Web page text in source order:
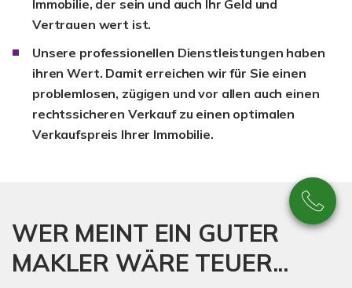
Immobilie, der sein und auch Ihr Geld und
Vertrauen wert ist.
Unsere professionellen Dienstleistungen haben
ihren Wert. Damit erreichen wir für Sie einen
problemlosen, zügigen und vor allen auch einen
rechtssicheren Verkauf zu einen optimalen
Verkaufspreis Ihrer Immobilie.
WER MEINT EIN GUTER
MAKLER WÄRE TEUER...